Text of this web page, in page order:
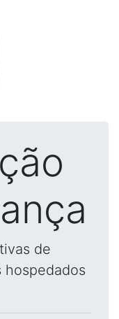
de
hospedados